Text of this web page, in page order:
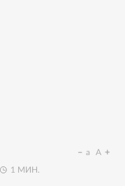
1 МИН.
a A